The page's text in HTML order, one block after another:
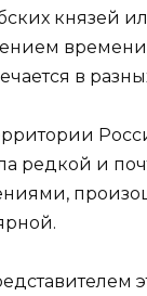
князей
в
редкой и